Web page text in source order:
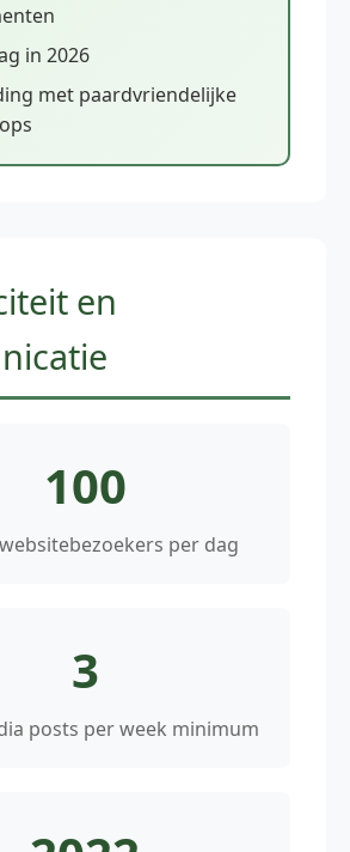
in 2026
met paardvriendelijke
en
100
per dag
3
posts per week minimum